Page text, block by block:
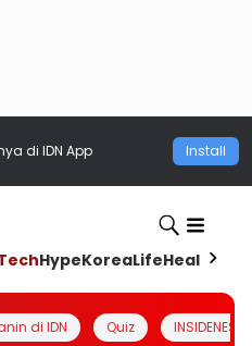
di IDN App Install
HypeKoreaLifeHealth
di IDN Quiz INSIDENESIA